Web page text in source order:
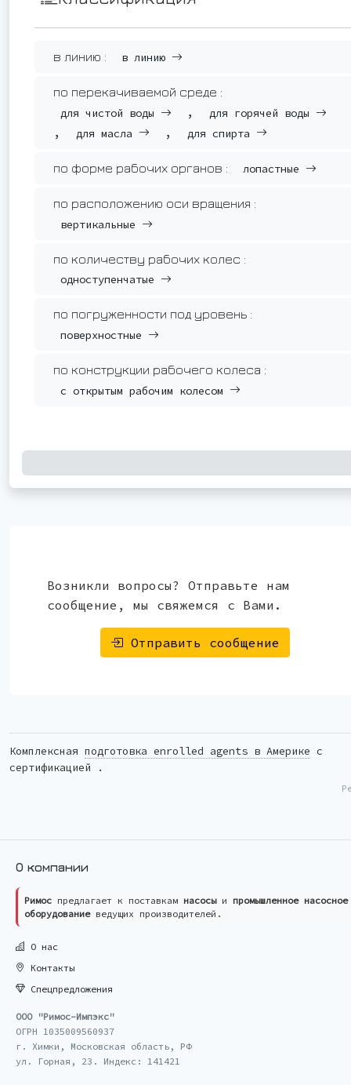
в линию : в линию
по перекачиваемой среде :
для чистой воды
, для горячей воды
, для масла , для спирта
по форме рабочих органов : лопастные
по расположению оси вращения :
вертикальные
по количеству рабочих колес :
одноступенчатые
по погруженности под уровень :
поверхностные
по конструкции рабочего колеса :
с открытым рабочим колесом
Возникли вопросы? Отправьте нам
сообщение, мы свяжемся с Вами.
Отправить сообщение
Комплексная подготовка enrolled agents в Америке с
сертификацией .
О компании
Римос предлагает к поставкам насосыи промышленное насосное
оборудованиеведущих производителей.
О нас
Контакты
Спецпредложения
ООО "Римос-Импэкс"
ОГРН 1035009560937
г. Химки, Московская область, РФ
ул. Горная, 23. Индекс: 141421